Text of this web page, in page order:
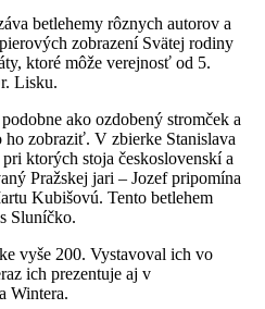
betlehemy rôznych autorov a
zobrazení Svätej rodiny
ktoré môže verejnosť od 5.
Lisku.
ako ozdobený stromček a
ho zobraziť. V zbierke Stanislava
ktorých stoja československí a
Pražskej jari – Jozef pripomína
Kubišovú. Tento betlehem
Sluníčko.
vyše 200. Vystavoval ich vo
ich prezentuje aj v
Wintera.